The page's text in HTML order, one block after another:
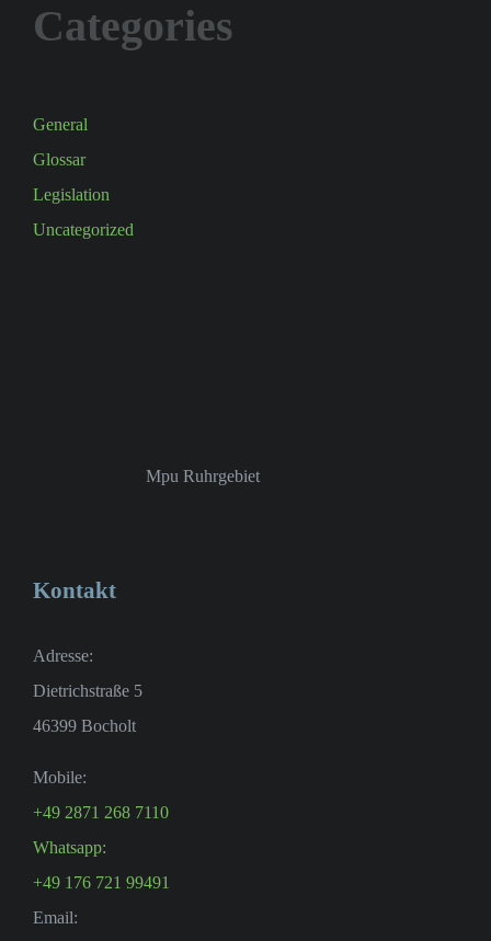
Categories
General
Glossar
Legislation
Uncategorized
Mpu Ruhrgebiet
Kontakt
Adresse:
Dietrichstraße 5
46399 Bocholt
Mobile:
+49 2871 268 7110
Whatsapp:
+49 176 721 99491
Email: